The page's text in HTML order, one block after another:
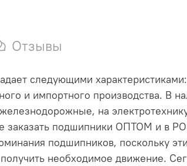
Отзывы
следующими
и импортного производства.
на
заказать подшипники ОПТОМ и в
подшипников, поскольку
необходимое движение.